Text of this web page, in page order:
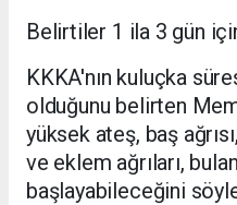
Belirtiler 1 ila 3 gün
KKKA'nın kuluçka
olduğunu belirten
yüksek ateş, baş
ve eklem ağrıları,
başlayabileceğini